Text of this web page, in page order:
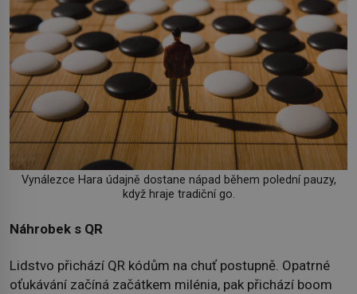
Vynálezce Hara údajně dostane nápad během polední pauzy,
když hraje tradiční go.
Náhrobek s QR
Lidstvo přichází QR kódům na chuť postupně. Opatrné
oťukávání začíná začátkem milénia, pak přichází boom